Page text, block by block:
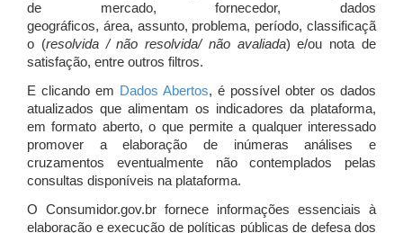
de mercado, fornecedor, dados
geográficos, área, assunto, problema, período, classificaçã
o (resolvida / não resolvida/ não avaliada) e/ou nota de
satisfação, entre outros filtros.
E clicando em Dados Abertos, é possível obter os dados
atualizados que alimentam os indicadores da plataforma,
em formato aberto, o que permite a qualquer interessado
promover a elaboração de inúmeras análises e
cruzamentos eventualmente não contemplados pelas
consultas disponíveis na plataforma.
O Consumidor.gov.br fornece informações essenciais à
elaboração e execução de políticas públicas de defesa dos